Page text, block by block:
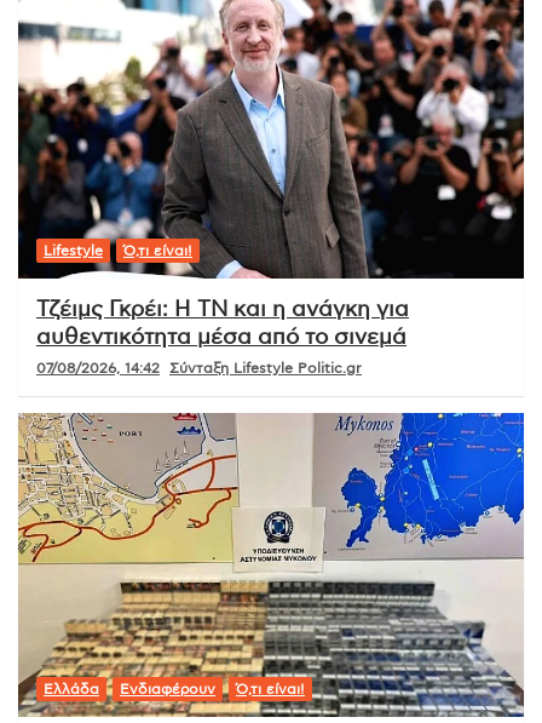
Lifestyle Ό,τι είναι!
Τζέιμς Γκρέι: Η ΤΝ και η ανάγκη για
αυθεντικότητα μέσα από το σινεμά
07/08/2026, 14:42 Σύνταξη Lifestyle Politic.gr
Ελλάδα Ενδιαφέρουν Ό,τι είναι!